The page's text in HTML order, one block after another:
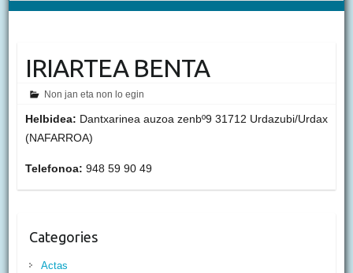
IRIARTEA BENTA
Non jan eta non lo egin
Helbidea: Dantxarinea auzoa zenbº9 31712 Urdazubi/Urdax
(NAFARROA)
Telefonoa: 948 59 90 49
Categories
Actas